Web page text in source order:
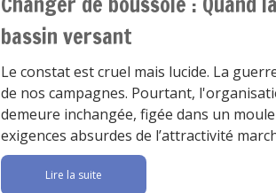
bassin versant
Le constat est cruel mais lucide. La
de nos campagnes. Pourtant,
demeure inchangée, figée dans un
exigences absurdes de l’attractivité
Lire la suite